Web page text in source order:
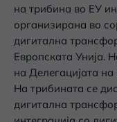
на трибина во ЕУ
организирана во
дигитална
Европската Унија.
на Делегацијата
На трибината се
дигитална